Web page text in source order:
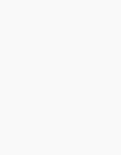
Nog mooier is het